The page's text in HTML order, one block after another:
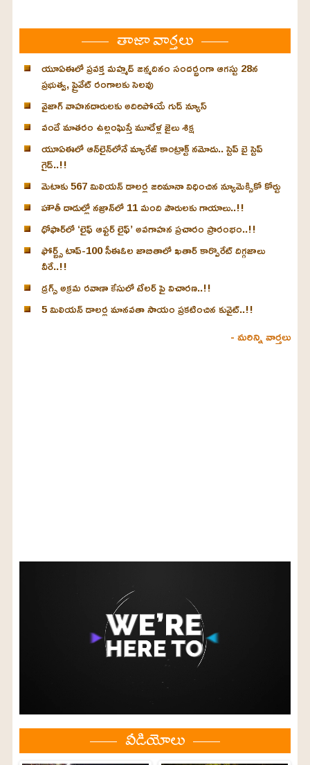
తాజా వార్తలు
యూఏఈలో ప్రవక్త మహ్మద్ జన్మదినం సందర్భంగా ఆగస్టు 28న
ప్రభుత్వ, ప్రైవేట్ రంగాలకు సెలవు
వైజాగ్ వాహనదారులకు అదిరిపోయే గుడ్ న్యూస్
వందే మాతరం ఉల్లంఘిస్తే మూడేళ్ల జైలు శిక్ష
యూఏఈలో ఆన్‌లైన్‌లోనే మ్యారేజ్ కాంట్రాక్ట్ నమోదు.. స్టెప్ బై స్టెప్
గైడ్..!!
మెటాకు 567 మిలియన్ డాలర్ల జరిమానా విధించిన న్యూమెక్సికో కోర్టు
హౌతీ దాడుల్లో నజ్రాన్‌లో 11 మంది పౌరులకు గాయాలు..!!
ధోఫార్‌లో ‘లైఫ్ ఆఫ్టర్ లైఫ్’ అవగాహన ప్రచారం ప్రారంభం..!!
ఫోర్బ్స్ టాప్-100 సీఈఓల జాబితాలో ఖతార్‌ కార్పొరేట్ దిగ్గజాలు
వీరే..!!
డ్రగ్స్ అక్రమ రవాణా కేసులో టేలర్ పై విచారణ..!!
5 మిలియన్ డాలర్ల మానవతా సాయం ప్రకటించిన కువైట్..!!
- మరిన్ని వార్తలు
వీడియోలు